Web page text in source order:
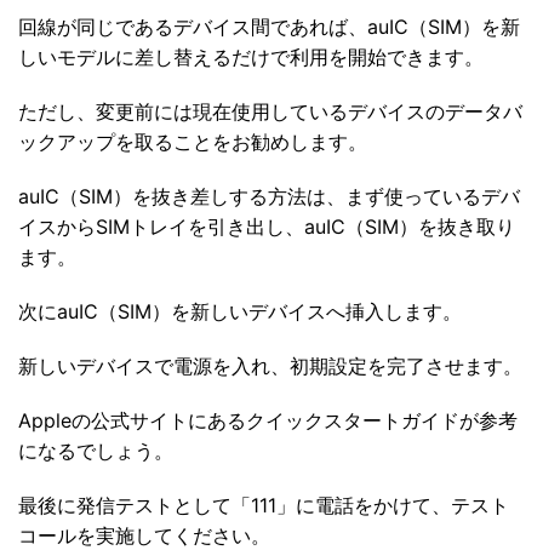
回線が同じであるデバイス間であれば、auIC（SIM）を新
しいモデルに差し替えるだけで利用を開始できます。
ただし、変更前には現在使用しているデバイスのデータバ
ックアップを取ることをお勧めします。
auIC（SIM）を抜き差しする方法は、まず使っているデバ
イスからSIMトレイを引き出し、auIC（SIM）を抜き取り
ます。
次にauIC（SIM）を新しいデバイスへ挿入します。
新しいデバイスで電源を入れ、初期設定を完了させます。
Appleの公式サイトにあるクイックスタートガイドが参考
になるでしょう。
最後に発信テストとして「111」に電話をかけて、テスト
コールを実施してください。